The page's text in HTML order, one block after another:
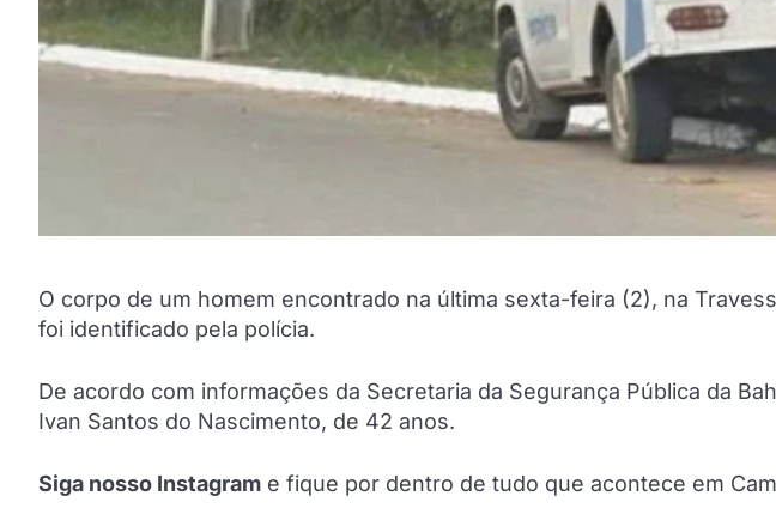
O corpo de um homem encontrado na última sexta-feira (2), na
foi identificado pela polícia.
De acordo com informações da Secretaria da Segurança Pública da
Ivan Santos do Nascimento, de 42 anos.
Siga nosso Instagram e fique por dentro de tudo que acontece em